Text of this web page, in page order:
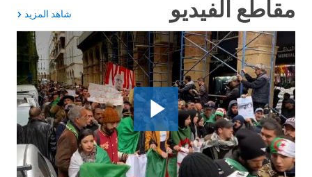
مقاطع الفيديو شاهد المزيد